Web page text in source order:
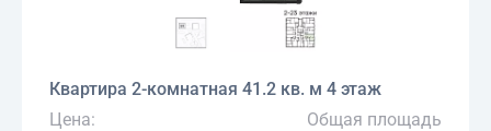
Квартира 2-комнатная 41.2 кв. м 4 этаж
Цена:
Общая площадь